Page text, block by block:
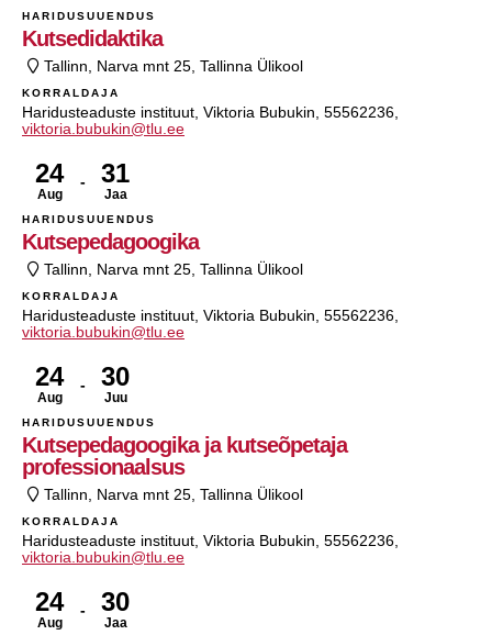
HARIDUSUUENDUS
Kutsedidaktika
Tallinn, Narva mnt 25, Tallinna Ülikool
KORRALDAJA
Haridusteaduste instituut, Viktoria Bubukin, 55562236,
viktoria.bubukin@tlu.ee
24
Aug
31
Jaa
HARIDUSUUENDUS
Kutsepedagoogika
Tallinn, Narva mnt 25, Tallinna Ülikool
KORRALDAJA
Haridusteaduste instituut, Viktoria Bubukin, 55562236,
viktoria.bubukin@tlu.ee
24
Aug
30
Juu
HARIDUSUUENDUS
Kutsepedagoogika ja kutseõpetaja
professionaalsus
Tallinn, Narva mnt 25, Tallinna Ülikool
KORRALDAJA
Haridusteaduste instituut, Viktoria Bubukin, 55562236,
viktoria.bubukin@tlu.ee
24
Aug
30
Jaa